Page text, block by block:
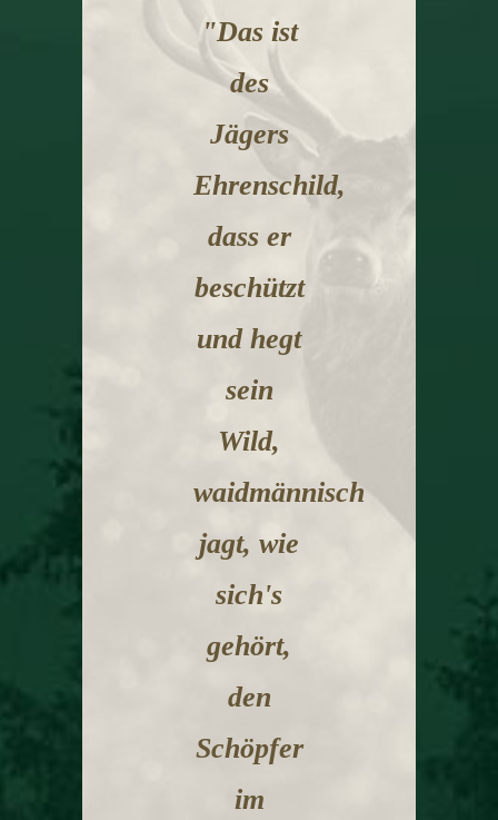
"Das ist
des
Jägers
Ehrenschild,
dass er
beschützt
und hegt
sein
Wild,
waidmännisch
jagt, wie
sich's
gehört,
den
Schöpfer
im